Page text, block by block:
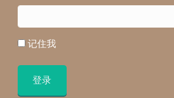
记住我